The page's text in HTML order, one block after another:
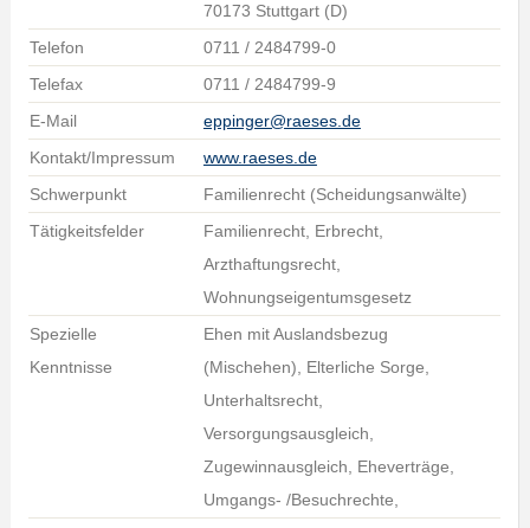
70173 Stuttgart (D)
Telefon
0711 / 2484799-0
Telefax
0711 / 2484799-9
E-Mail
eppinger@raeses.de
Kontakt/Impressum
www.raeses.de
Schwerpunkt
Familienrecht (Scheidungsanwälte)
Tätigkeitsfelder
Familienrecht, Erbrecht,
Arzthaftungsrecht,
Wohnungseigentumsgesetz
Spezielle
Kenntnisse
Ehen mit Auslandsbezug
(Mischehen), Elterliche Sorge,
Unterhaltsrecht,
Versorgungsausgleich,
Zugewinnausgleich, Eheverträge,
Umgangs- /Besuchrechte,